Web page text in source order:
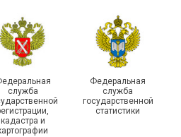
Храбрым детям – добрые
подарки
служба
кадастра и
Федеральная
служба
государственной
статистики